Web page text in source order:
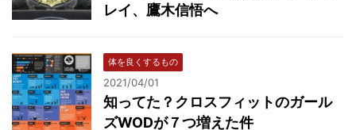
レイ、鷹木信悟へ
体を良くするもの
2021/04/01
知ってた？クロスフィットのガール
ズWODが７つ増えた件